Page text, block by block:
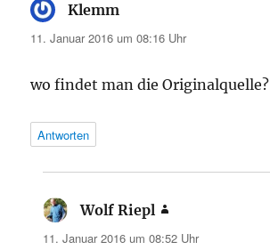
Klemm
11. Januar 2016 um 08:16 Uhr
wo findet man die Originalquelle?
Antworten
Wolf Riepl
11. Januar 2016 um 08:52 Uhr